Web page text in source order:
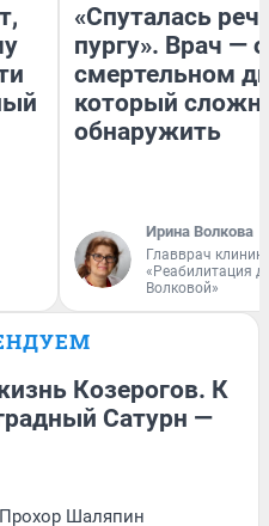
«Спуталась
пургу». Врач — о
смертельном
который
обнаружить
Ирина Волкова
Главврач
«Реабилитация
Волковой»
Козерогов. К
Сатурн —
Шаляпин